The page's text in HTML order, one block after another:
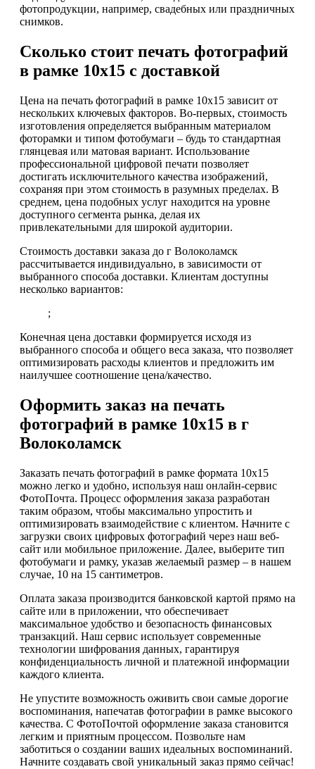
фотопродукции, например, свадебных или праздничных
снимков.
Сколько стоит печать фотографий
в рамке 10х15 с доставкой
Цена на печать фотографий в рамке 10х15 зависит от
нескольких ключевых факторов. Во-первых, стоимость
изготовления определяется выбранным материалом
фоторамки и типом фотобумаги – будь то стандартная
глянцевая или матовая вариант. Использование
профессиональной цифровой печати позволяет
достигать исключительного качества изображений,
сохраняя при этом стоимость в разумных пределах. В
среднем, цена подобных услуг находится на уровне
доступного сегмента рынка, делая их
привлекательными для широкой аудитории.
Стоимость доставки заказа до г Волоколамск
рассчитывается индивидуально, в зависимости от
выбранного способа доставки. Клиентам доступны
несколько вариантов:
;
Конечная цена доставки формируется исходя из
выбранного способа и общего веса заказа, что позволяет
оптимизировать расходы клиентов и предложить им
наилучшее соотношение цена/качество.
Оформить заказ на печать
фотографий в рамке 10х15 в г
Волоколамск
Заказать печать фотографий в рамке формата 10х15
можно легко и удобно, используя наш онлайн-сервис
ФотоПочта. Процесс оформления заказа разработан
таким образом, чтобы максимально упростить и
оптимизировать взаимодействие с клиентом. Начните с
загрузки своих цифровых фотографий через наш веб-
сайт или мобильное приложение. Далее, выберите тип
фотобумаги и рамку, указав желаемый размер – в нашем
случае, 10 на 15 сантиметров.
Оплата заказа производится банковской картой прямо на
сайте или в приложении, что обеспечивает
максимальное удобство и безопасность финансовых
транзакций. Наш сервис использует современные
технологии шифрования данных, гарантируя
конфиденциальность личной и платежной информации
каждого клиента.
Не упустите возможность оживить свои самые дорогие
воспоминания, напечатав фотографии в рамке высокого
качества. С ФотоПочтой оформление заказа становится
легким и приятным процессом. Позвольте нам
заботиться о создании ваших идеальных воспоминаний.
Начните создавать свой уникальный заказ прямо сейчас!